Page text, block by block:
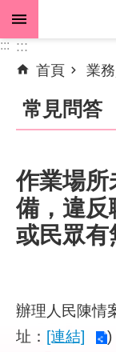
跳到主要內容區塊
進
搜
尋
公
告
資
機
關
介
::: :::
首頁
業
常見問答
作業場所
備，違反
或民眾有
辦理人民陳情
址： [連結]
)